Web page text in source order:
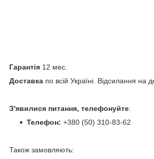
Гарантія 12 мес.
Доставка по всій Україні. Відсилання на
З'явилися питання, телефонуйте:
Телефон: +380 (50) 310-83-62
Також замовляють: